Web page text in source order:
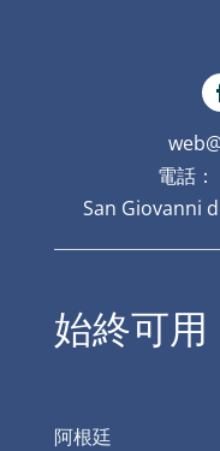
電話
San Giovanni
始終可用
阿根廷